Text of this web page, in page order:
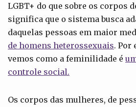
LGBT+ do que sobre os corpos
significa que o sistema busca
daquelas pessoas em maior
de homens heterossexuais. Por
vemos como a feminilidade é
controle social.
Os corpos das mulheres, de